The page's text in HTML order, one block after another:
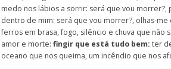
medo nos lábios a sorrir: será que vou morrer?,
dentro de mim: será que vou morrer?, olhas-me
ferros em brasa, fogo, silêncio e chuva que não
amor e morte: fingir que está tudo bem: ter
oceano que nos queima, um incêndio que nos